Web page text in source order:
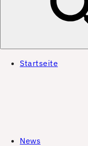
Startseite
News